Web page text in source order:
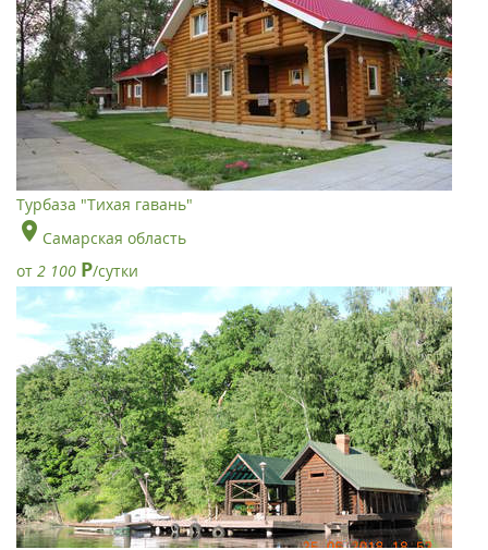
Турбаза "Тихая гавань"
Самарская область
от 2 100 Р/сутки